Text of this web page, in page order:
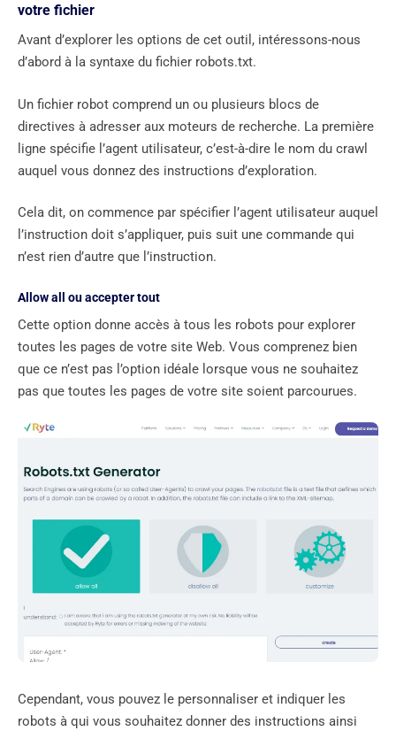
votre fichier
Avant d’explorer les options de cet outil, intéressons-nous
d’abord à la syntaxe du fichier robots.txt.
Un fichier robot comprend un ou plusieurs blocs de
directives à adresser aux moteurs de recherche. La première
ligne spécifie l’agent utilisateur, c’est-à-dire le nom du crawl
auquel vous donnez des instructions d’exploration.
Cela dit, on commence par spécifier l’agent utilisateur auquel
l’instruction doit s’appliquer, puis suit une commande qui
n’est rien d’autre que l’instruction.
Allow all ou accepter tout
Cette option donne accès à tous les robots pour explorer
toutes les pages de votre site Web. Vous comprenez bien
que ce n’est pas l’option idéale lorsque vous ne souhaitez
pas que toutes les pages de votre site soient parcourues.
Cependant, vous pouvez le personnaliser et indiquer les
robots à qui vous souhaitez donner des instructions ainsi